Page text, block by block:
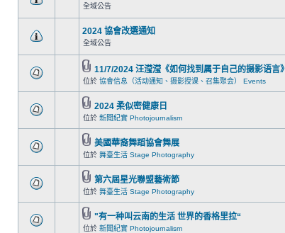
全域公告
2024 協會改選通知
全域公告
11/7/2024 汪滢滢《如何找到属于自己的摄影语言》
位於 協會信息（活动通知、摄影授课、召集聚会） Events
2024 柔似密健康日
位於 新聞紀實 Photojournalism
美國華裔舞蹈協會舞展
位於 舞臺生活 Stage Photography
第六屆星光聯盟藝術節
位於 舞臺生活 Stage Photography
"有一种叫云南的生活 世界的香格里拉“
位於 新聞紀實 Photojournalism